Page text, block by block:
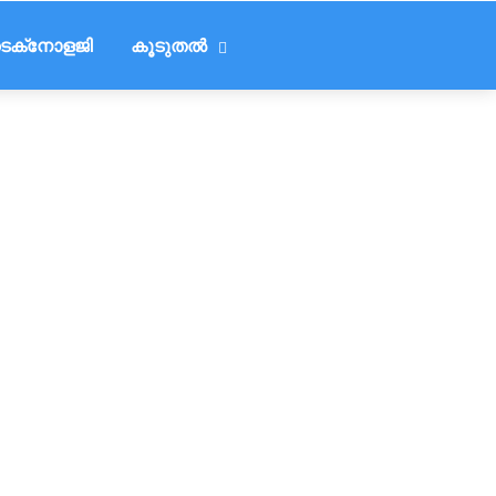
കൂടുതൽ